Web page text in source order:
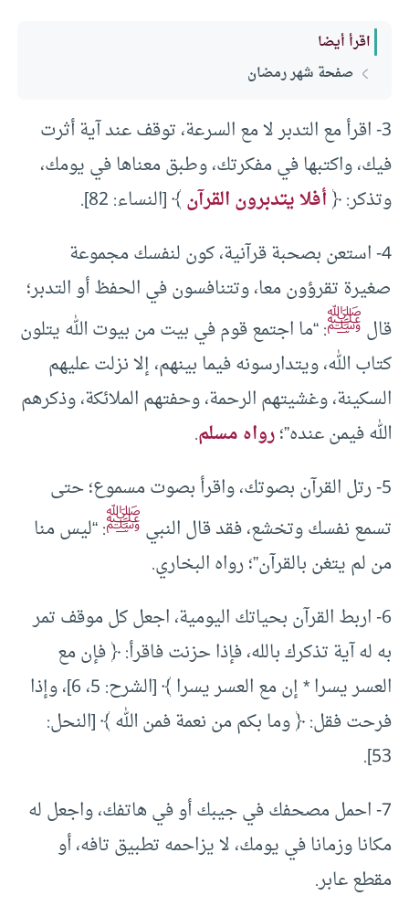
اقرأ أيضا
صفحة شهر رمضان
3- اقرأ مع التدبر لا مع السرعة، توقف عند آية أثرت
فيك، واكتبها في مفكرتك، وطبق معناها في يومك،
وتذكر: ﴿أفلا يتدبرون القرآن﴾ [النساء: 82].
4- استعن بصحبة قرآنية، كون لنفسك مجموعة
صغيرة تقرؤون معا، وتتنافسون في الحفظ أو التدبر؛
قالﷺ: “ما اجتمع قوم في بيت من بيوت الله يتلون
كتاب الله، ويتدارسونه فيما بينهم، إلا نزلت عليهم
السكينة، وغشيتهم الرحمة، وحفتهم الملائكة، وذكرهم
الله فيمن عنده”؛رواه مسلم.
5- رتل القرآن بصوتك، واقرأ بصوت مسموع؛ حتى
تسمع نفسك وتخشع، فقد قال النبيﷺ: “ليس منا
من لم يتغن بالقرآن”؛ رواه البخاري.
6- اربط القرآن بحياتك اليومية، اجعل كل موقف تمر
به له آية تذكرك بالله، فإذا حزنت فاقرأ: ﴿ فإن مع
العسر يسرا * إن مع العسر يسرا ﴾ [الشرح: 5، 6]، وإذا
فرحت فقل: ﴿ وما بكم من نعمة فمن الله ﴾ [النحل:
53].
7- احمل مصحفك في جيبك أو في هاتفك، واجعل له
مكانا وزمانا في يومك، لا يزاحمه تطبيق تافه، أو
مقطع عابر.